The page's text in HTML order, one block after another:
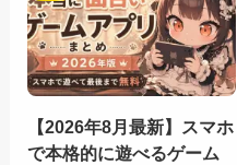
【2026年8月最新】スマホ
で本格的に遊べるゲーム